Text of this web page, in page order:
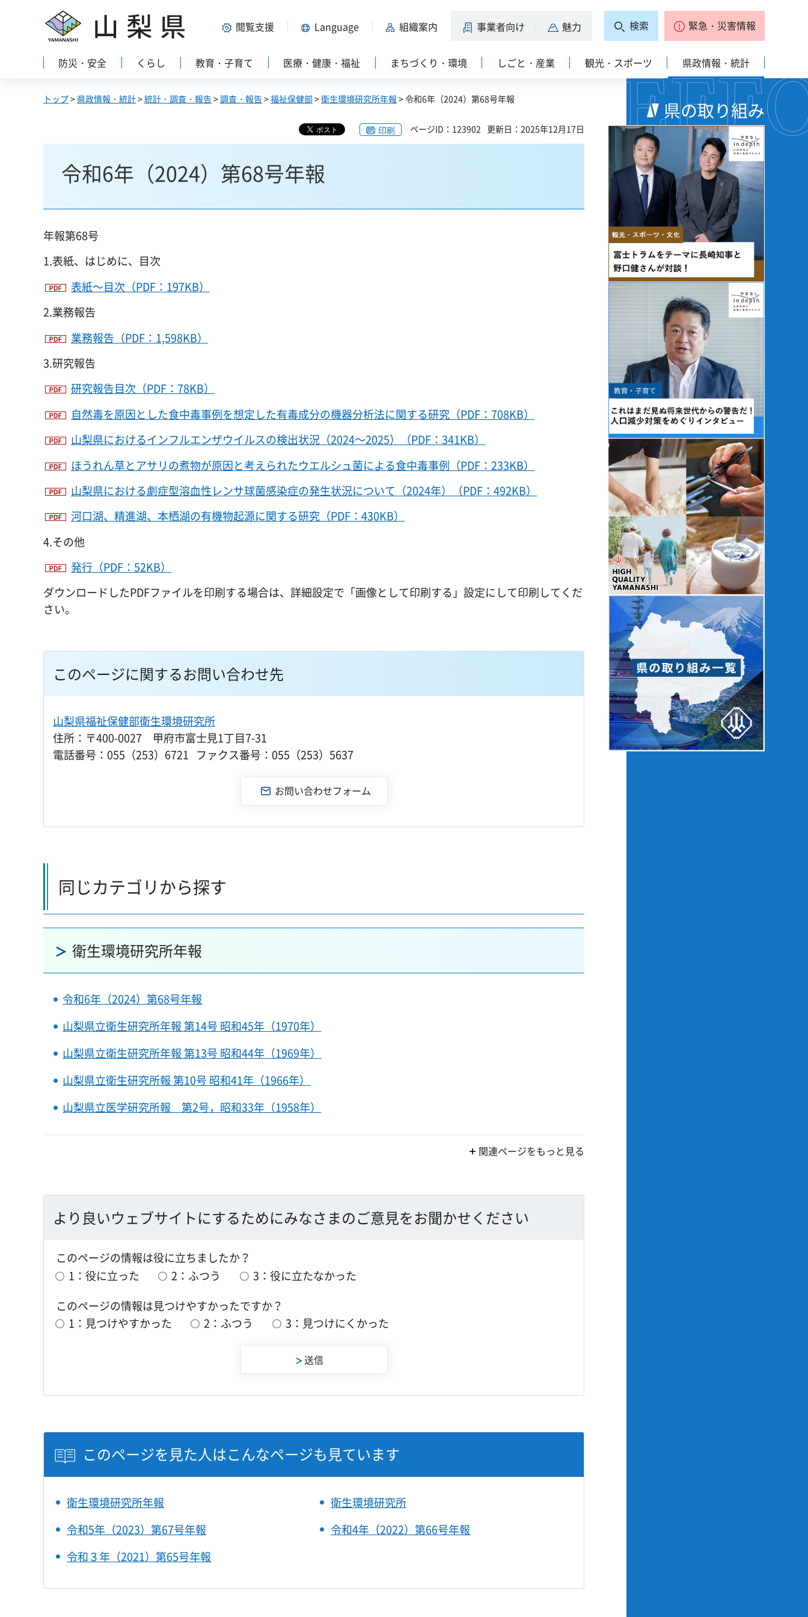
山梨県 閲覧支援 Language 組織案内 事業者向け 魅力 検索 緊急・災害情報
防災・安全 くらし 教育・子育て 医療・健康・福祉 まちづくり・環境 しごと・産業 観光・スポーツ 県政情報・統計
トップ> 県政情報・統計>統計・調査・報告>調査・報告>福祉保健部>衛生環境研究所年報 > 令和6年（2024）第68号年報
印刷 ページID：123902 更新日：2025年12月17日
令和6年（2024）第68号年報
年報第68号
1.表紙、はじめに、目次
表紙～目次（PDF：197KB）
2.業務報告
業務報告（PDF：1,598KB）
3.研究報告
研究報告目次（PDF：78KB）
自然毒を原因とした食中毒事例を想定した有毒成分の機器分析法に関する研究（PDF：708KB）
山梨県におけるインフルエンザウイルスの検出状況（2024～2025）（PDF：341KB）
ほうれん草とアサリの煮物が原因と考えられたウエルシュ菌による食中毒事例（PDF：233KB）
山梨県における劇症型溶血性レンサ球菌感染症の発生状況について（2024年）（PDF：492KB）
河口湖、精進湖、本栖湖の有機物起源に関する研究（PDF：430KB）
4.その他
発行（PDF：52KB）
ダウンロードしたPDFファイルを印刷する場合は、詳細設定で「画像として印刷する」設定にして印刷してくだ
さい。
このページに関するお問い合わせ先
山梨県福祉保健部衛生環境研究所
住所：〒400-0027 甲府市富士見1丁目7-31
電話番号：055（253）6721 ファクス番号：055（253）5637
同じカテゴリから探す
衛生環境研究所年報
令和6年（2024）第68号年報
山梨県立衛生研究所年報 第14号 昭和45年（1970年）
山梨県立衛生研究所年報 第13号 昭和44年（1969年）
山梨県立衛生研究所報 第10号 昭和41年（1966年）
山梨県立医学研究所報 第2号，昭和33年（1958年）
関連ページをもっと見る
より良いウェブサイトにするためにみなさまのご意見をお聞かせください
このページの情報は役に立ちましたか？
1：役に立った
2：ふつう
3：役に立たなかった
このページの情報は見つけやすかったですか？
1：見つけやすかった
2：ふつう 3：見つけにくかった
このページを見た人はこんなページも見ています
衛生環境研究所年報
衛生環境研究所
令和5年（2023）第67号年報
令和4年（2022）第66号年報
令和３年（2021）第65号年報
県の取り組み